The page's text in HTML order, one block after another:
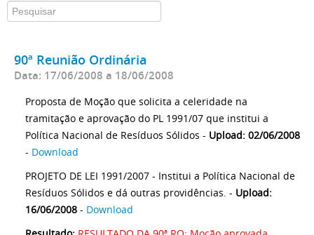
90ª Reunião Ordinária
Data: 17/06/2008 a 18/06/2008
Proposta de Moção que solicita a celeridade na
tramitação e aprovação do PL 1991/07 que institui a
Política Nacional de Resíduos Sólidos - Upload: 02/06/2008
- Download
PROJETO DE LEI 1991/2007 - Institui a Política Nacional de
Resíduos Sólidos e dá outras providências. - Upload:
16/06/2008 - Download